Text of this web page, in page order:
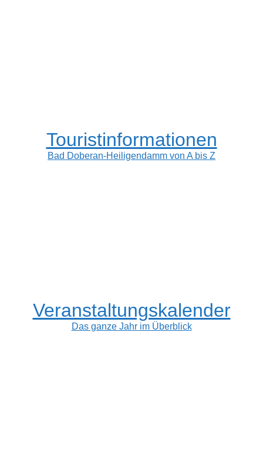
Touristinformationen
Bad Doberan-Heiligendamm von A bis Z
Veranstaltungskalender
Das ganze Jahr im Überblick